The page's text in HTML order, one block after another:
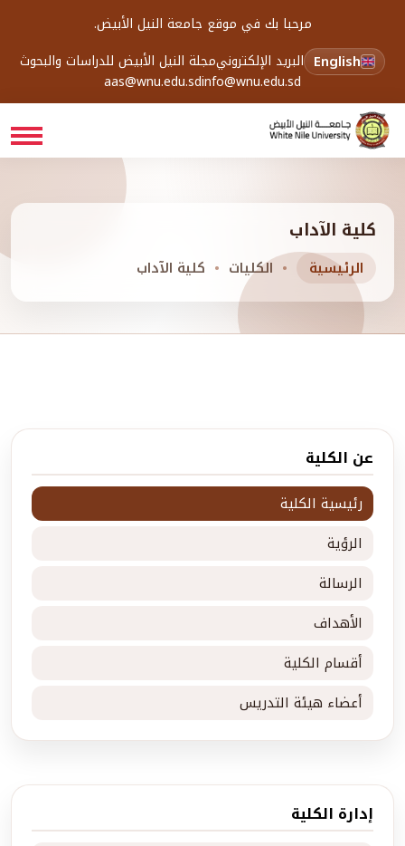
مرحبا بك في موقع جامعة النيل الأبيض.
English البريد الإلكترونيمجلة النيل الأبيض للدراسات والبحوث
info@wnu.edu.sd
aas@wnu.edu.sd
كلية الآداب
الرئيسية الكليات كلية الآداب
عن الكلية
رئيسية الكلية
الرؤية
الرسالة
الأهداف
أقسام الكلية
أعضاء هيئة التدريس
إدارة الكلية